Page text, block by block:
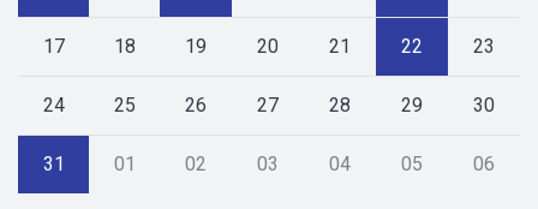
17 18 19 20 21 22 23
24 25 26 27 28 29 30
31 01 02 03 04 05 06